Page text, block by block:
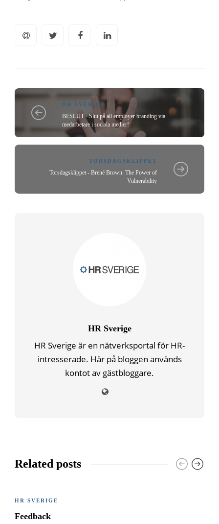
HR SVERIGE
BESLUT - Slut på all employer branding via
medarbetare i sociala medier!
TORSDAGSKLIPPET
Torsdagsklippet - Brené Brown: The Power of
Vulnerability
HR Sverige
HR Sverige är en nätverksportal för HR-
intresserade. Här på bloggen används
kontot av gästbloggare.
Related posts
HR SVERIGE
Feedback